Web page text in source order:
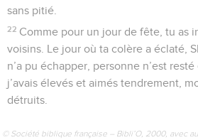
sans pitié.
22 Comme pour un jour de fête, tu as
voisins. Le jour où ta colère a éclaté,
n’a pu échapper, personne n’est
j’avais élevés et aimés tendrement,
détruits.
© Société biblique française – Bibli’O, 2000, avec